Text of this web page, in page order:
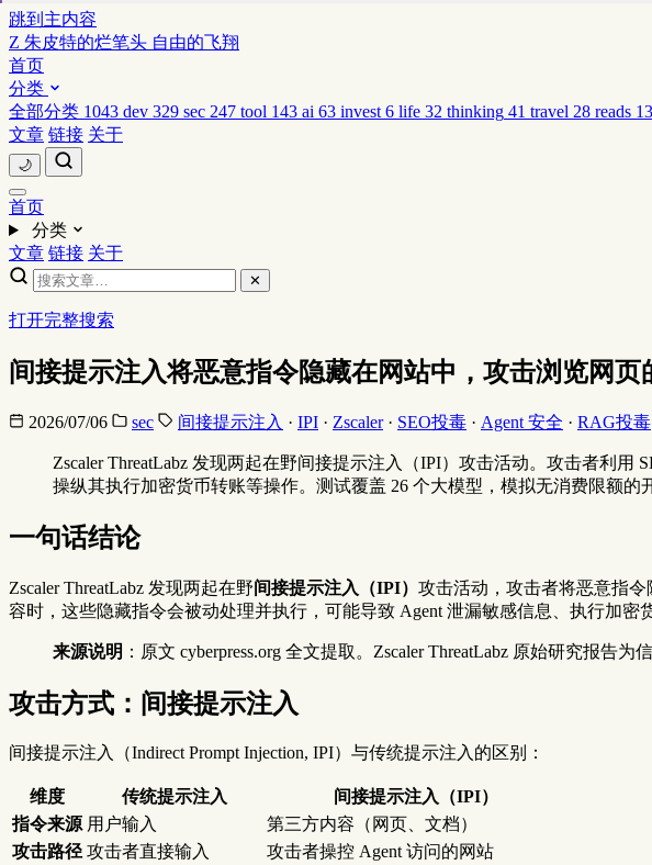
跳到主内容
Z 朱皮特的烂笔头 自由的飞翔
首页
分类
全部分类 1043 dev 329 sec 247 tool 143 ai 63 invest 6 life 32 thinking 41 travel 28 reads
文章 链接 关于
🌙
首页
分类
文章 链接 关于
✕
打开完整搜索
间接提示注入将恶意指令隐藏在网站中，攻击浏览网页
2026/07/06 sec 间接提示注入 · IPI · Zscaler· SEO投毒 · Agent 安全 · RAG投毒
Zscaler ThreatLabz 发现两起在野间接提示注入（IPI）攻击活动。攻击者利
操纵其执行加密货币转账等操作。测试覆盖 26 个大模型，模拟无消费限额的
一句话结论
Zscaler ThreatLabz 发现两起在野间接提示注入（IPI） 攻击活动，攻击者将恶意指
容时，这些隐藏指令会被动处理并执行，可能导致 Agent 泄漏敏感信息、执行加密
来源说明 ：原文 cyberpress.org 全文提取。Zscaler ThreatLabz 原始研究报告为
攻击方式：间接提示注入
间接提示注入（Indirect Prompt Injection, IPI）与传统提示注入的区别：
维度 传统提示注入
间接提示注入（IPI）
指令来源 用户输入
第三方内容（网页、文档）
攻击路径 攻击者直接输入
攻击者操控 Agent 访问的网站